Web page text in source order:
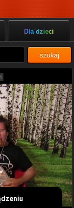
Dla dzieci
szukaj